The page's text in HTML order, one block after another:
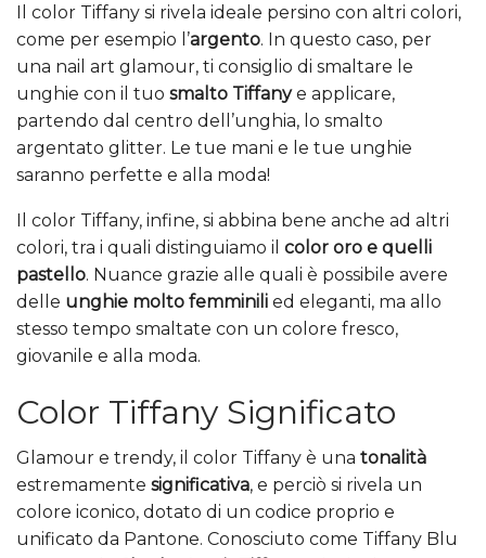
Il color Tiffany si rivela ideale persino con altri colori,
come per esempio l’argento. In questo caso, per
una nail art glamour, ti consiglio di smaltare le
unghie con il tuo smalto Tiffanye applicare,
partendo dal centro dell’unghia, lo smalto
argentato glitter. Le tue mani e le tue unghie
saranno perfette e alla moda!
Il color Tiffany, infine, si abbina bene anche ad altri
colori, tra i quali distinguiamo il color oro e quelli
pastello. Nuance grazie alle quali è possibile avere
delle unghie molto femminili ed eleganti, ma allo
stesso tempo smaltate con un colore fresco,
giovanile e alla moda.
Color Tiffany Significato
Glamour e trendy, il color Tiffany è una tonalità
estremamente significativa, e perciò si rivela un
colore iconico, dotato di un codice proprio e
unificato da Pantone. Conosciuto come Tiffany Blu